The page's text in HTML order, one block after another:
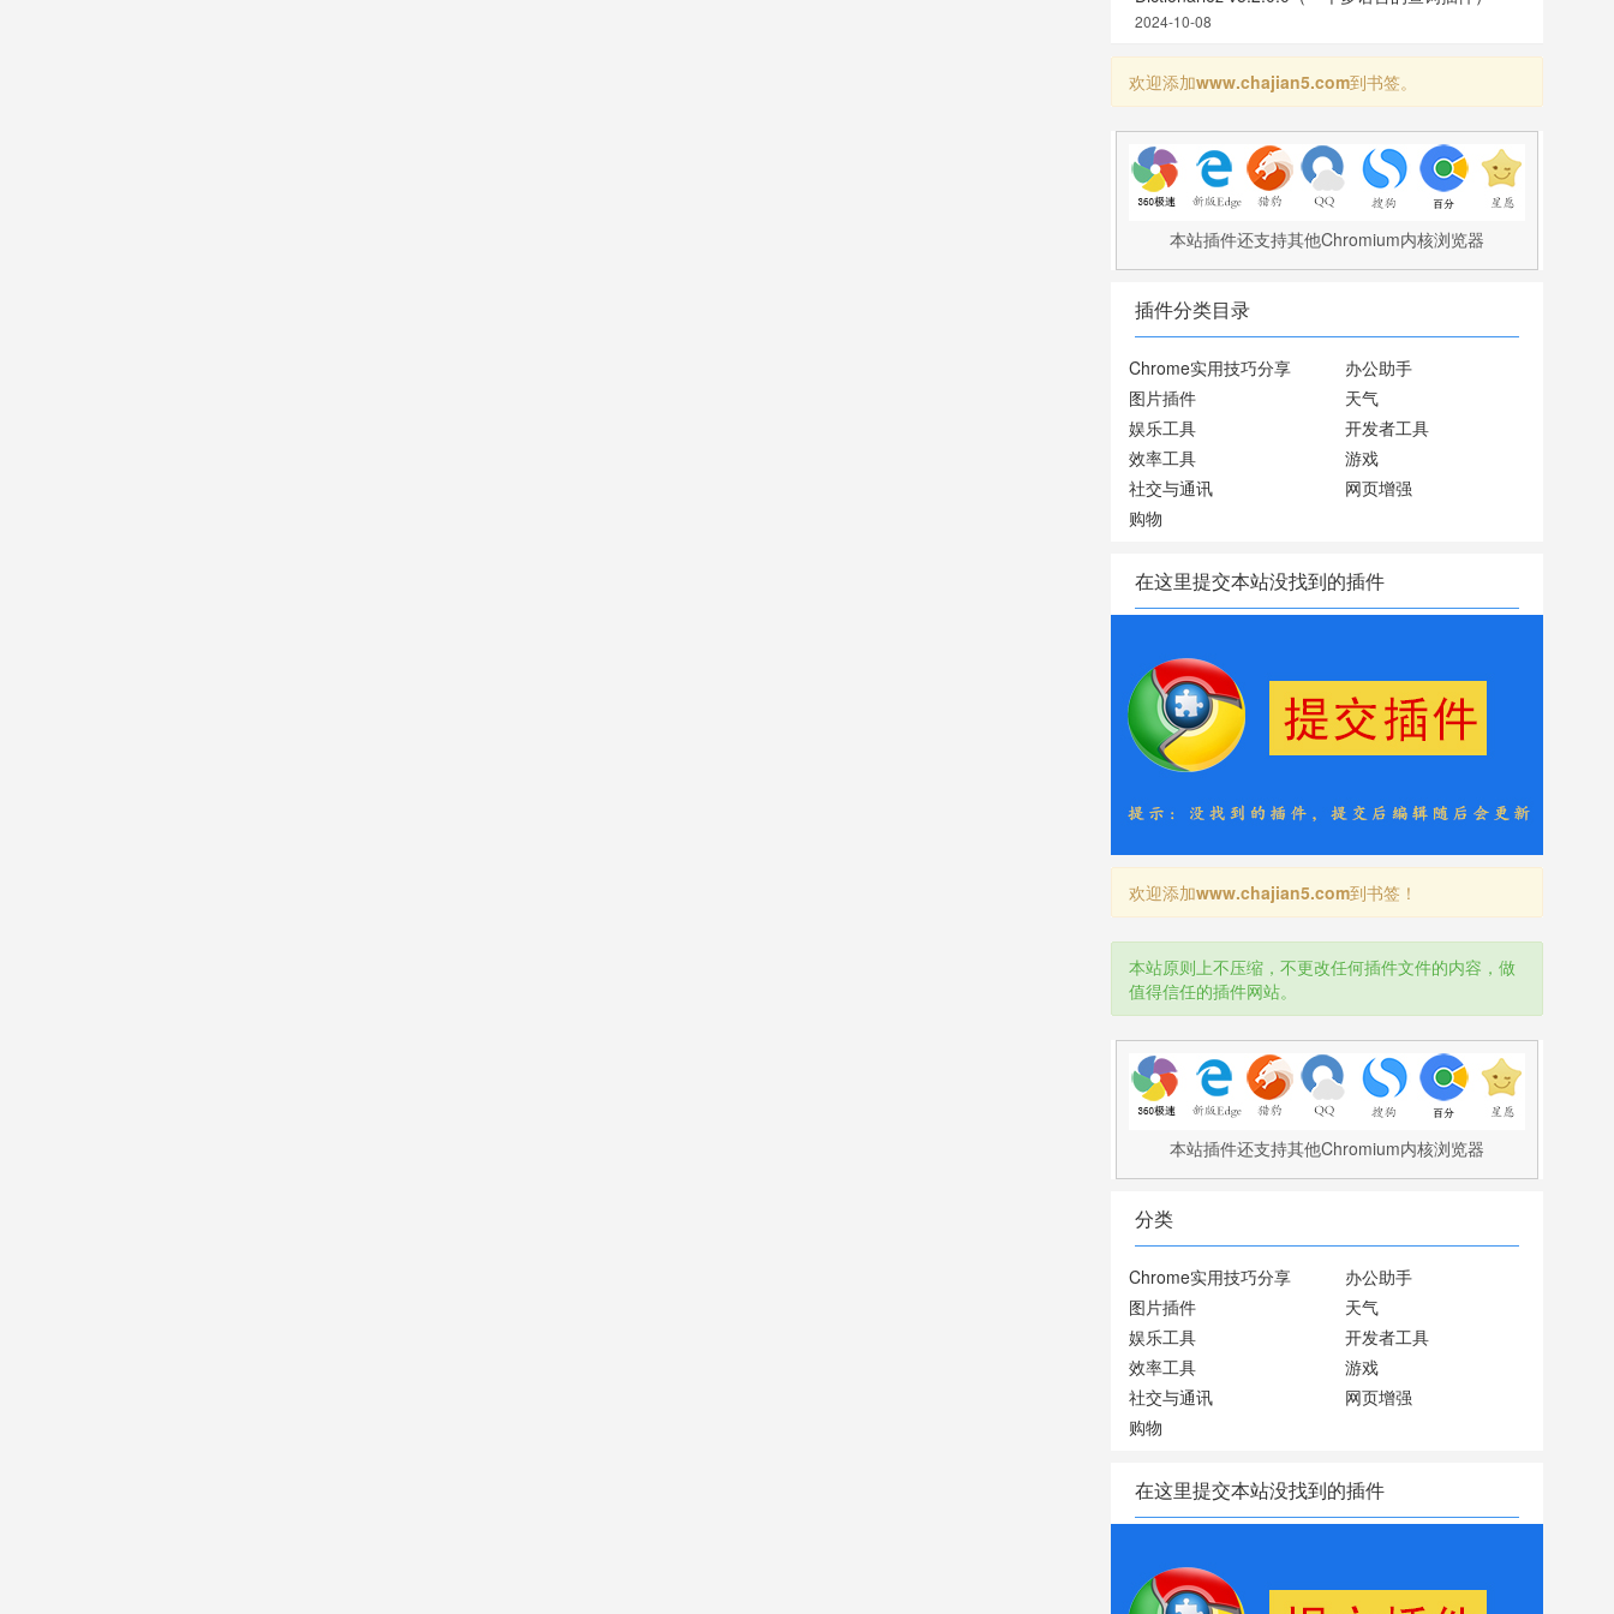
2024-10-08
欢迎添加www.chajian5.com到书签。
本站插件还支持其他Chromium内核浏览器
插件分类目录
Chrome实用技巧分享
办公助手
图片插件
天气
娱乐工具
开发者工具
效率工具
游戏
社交与通讯
网页增强
购物
在这里提交本站没找到的插件
欢迎添加www.chajian5.com到书签！
本站原则上不压缩，不更改任何插件文件的内容，做
值得信任的插件网站。
本站插件还支持其他Chromium内核浏览器
分类
Chrome实用技巧分享
办公助手
图片插件
天气
娱乐工具
开发者工具
效率工具
游戏
社交与通讯
网页增强
购物
在这里提交本站没找到的插件